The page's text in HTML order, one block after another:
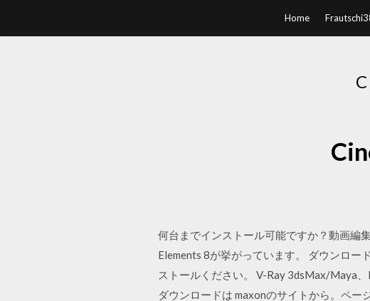
Home
何台までインストール可能ですか？動画編
Elements 8が挙がっています。 ダウンロ
ストールください。 V-Ray 3dsMax/Maya
ダウンロードは maxonのサイトから。ペ